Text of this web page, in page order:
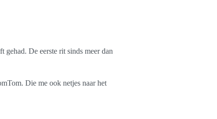
gehad. De eerste rit sinds meer dan
Die me ook netjes naar het